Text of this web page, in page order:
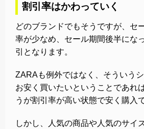
割引率はかわっていく
どのブランドでもそうですが、セ
率が少なめ、セール期間後半にな
引となります。
ZARAも例外ではなく、そういうシ
お安く買いたいということであれ
うが割引率が高い状態で安く購入
しかし、人気の商品や人気のサイ